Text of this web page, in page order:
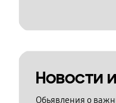
Новости
Обьявления о